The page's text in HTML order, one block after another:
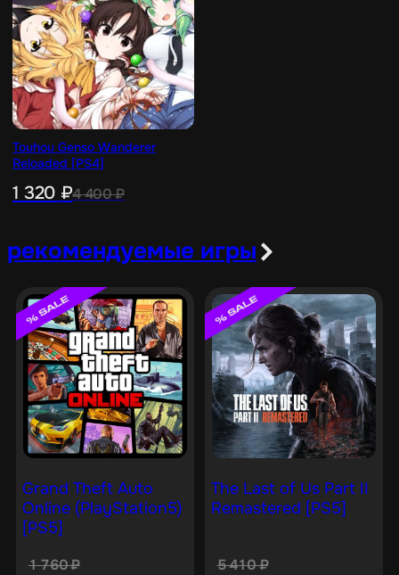
Touhou Genso Wanderer
Reloaded [PS4]
1 320 ₽4 400₽
рекомендуемые игры
Grand Theft Auto
Online (PlayStation5)
[PS5]
1 760₽
The Last of Us Part II
Remastered [PS5]
5 410₽